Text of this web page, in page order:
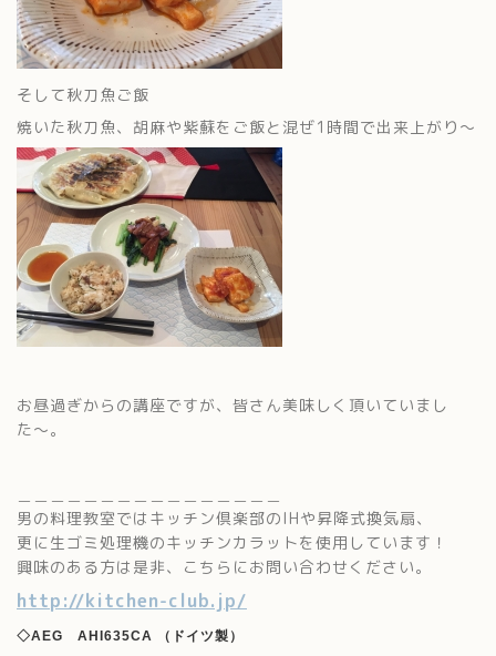
そして秋刀魚ご飯
焼いた秋刀魚、胡麻や紫蘇をご飯と混ぜ1時間で出来上がり〜
お昼過ぎからの講座ですが、皆さん美味しく頂いていまし
た〜。
男の料理教室ではキッチン倶楽部のIHや昇降式換気扇、
更に生ゴミ処理機のキッチンカラットを使用しています！
興味のある方は是非、こちらにお問い合わせください。
http://kitchen-club.jp/
◇AEG AHI635CA （ドイツ製）